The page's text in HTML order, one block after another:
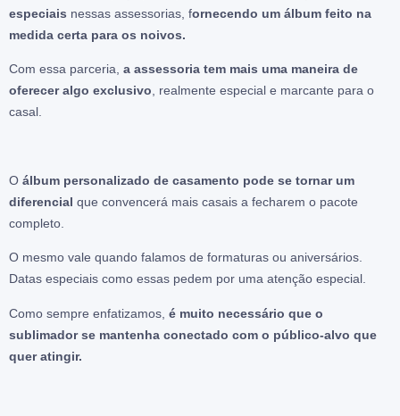
especiais nessas assessorias, fornecendo um álbum feito na
medida certa para os noivos.
Com essa parceria, a assessoria tem mais uma maneira de
oferecer algo exclusivo, realmente especial e marcante para o
casal.
O álbum personalizado de casamento pode se tornar um
diferencial que convencerá mais casais a fecharem o pacote
completo.
O mesmo vale quando falamos de formaturas ou aniversários.
Datas especiais como essas pedem por uma atenção especial.
Como sempre enfatizamos, é muito necessário que o
sublimador se mantenha conectado com o público-alvo que
quer atingir.